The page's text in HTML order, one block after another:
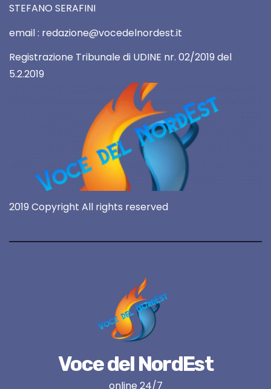
STEFANO SERAFINI
email : redazione@vocedelnordest.it
Registrazione Tribunale di UDINE nr. 02/2019 del
5.2.2019
2019 Copyright All rights reserved
Voce del NordEst
online 24/7